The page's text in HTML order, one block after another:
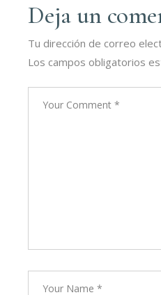
Deja un
Tu dirección de correo
Los campos obligatorios